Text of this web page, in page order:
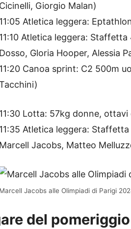
Cicinelli, Giorgio Malan)
11:05 Atletica leggera:
11:10 Atletica leggera:
Dosso, Gloria Hooper, Alessia
11:20 Canoa sprint: C2 500m
11:30 Lotta: 57kg donne, ottavi
11:35 Atletica leggera:
Marcell Jacobs, Matteo
Marcell Jacobs alle Olimpiadi di Parigi
del